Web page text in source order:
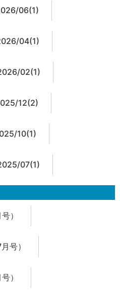
06(1)
04(1)
02(1)
12(2)
10(1)
07(1)
）
号）
）